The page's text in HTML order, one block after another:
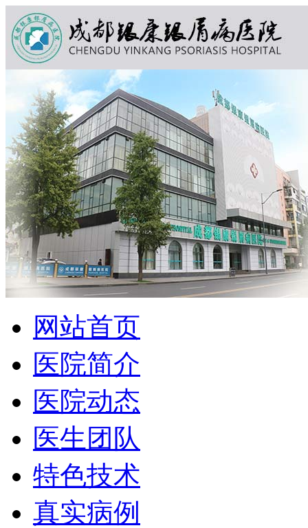
网站首页
医院简介
医院动态
医生团队
特色技术
真实病例